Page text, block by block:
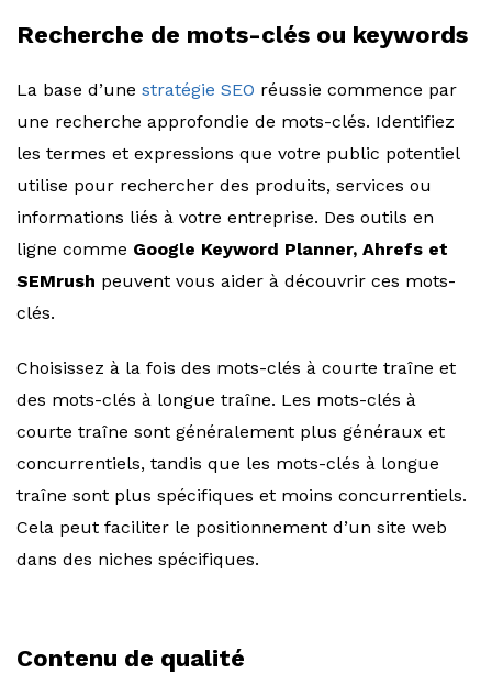
Recherche de mots-clés ou keywords
La base d’une stratégie SEO réussie commence par
une recherche approfondie de mots-clés. Identifiez
les termes et expressions que votre public potentiel
utilise pour rechercher des produits, services ou
informations liés à votre entreprise. Des outils en
ligne comme Google Keyword Planner, Ahrefs et
SEMrush peuvent vous aider à découvrir ces mots-
clés.
Choisissez à la fois des mots-clés à courte traîne et
des mots-clés à longue traîne. Les mots-clés à
courte traîne sont généralement plus généraux et
concurrentiels, tandis que les mots-clés à longue
traîne sont plus spécifiques et moins concurrentiels.
Cela peut faciliter le positionnement d’un site web
dans des niches spécifiques.
Contenu de qualité